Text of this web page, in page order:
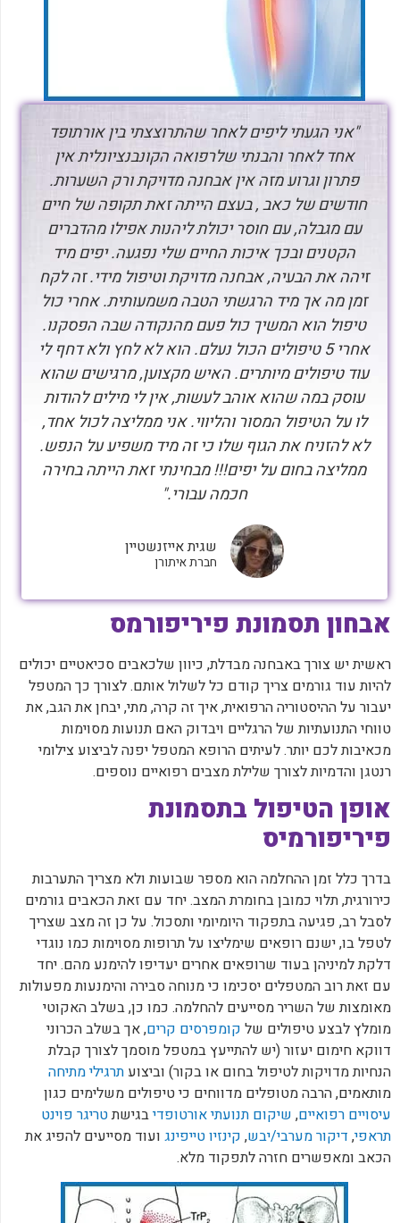
"אני הגעתי ליפים לאחר שהתרוצצתי בין אורתופד
אחד לאחר והבנתי שלרפואה הקונבנציונלית אין
פתרון וגרוע מזה אין אבחנה מדויקת ורק השערות.
חודשים של כאב , בעצם הייתה זאת תקופה של חיים
עם מגבלה, עם חוסר יכולת ליהנות אפילו מהדברים
הקטנים ובכך איכות החיים שלי נפגעה. יפים מיד
זיהה את הבעיה, אבחנה מדויקת וטיפול מידי. זה לקח
זמן מה אך מיד הרגשתי הטבה משמעותית. אחרי כול
טיפול הוא המשיך כול פעם מהנקודה שבה הפסקנו.
אחרי 5 טיפולים הכול נעלם. הוא לא לחץ ולא דחף לי
עוד טיפולים מיותרים. האיש מקצוען, מרגישים שהוא
עוסק במה שהוא אוהב לעשות, אין לי מילים להודות
לו על הטיפול המסור והליווי. אני ממליצה לכול אחד,
לא להזניח את הגוף שלו כי זה מיד משפיע על הנפש.
ממליצה בחום על יפים!!! מבחינתי זאת הייתה בחירה
חכמה עבורי."
שגית אייזנשטיין
חברת איתורן
אבחון תסמונת פיריפורמס
ראשית יש צורך באבחנה מבדלת, כיוון שלכאבים סכיאטיים יכולים
להיות עוד גורמים צריך קודם כל לשלול אותם. לצורך כך המטפל
יעבור על ההיסטוריה הרפואית, איך זה קרה, מתי, יבחן את הגב, את
טווחי התנועתיות של הרגליים ויבדוק האם תנועות מסוימות
מכאיבות לכם יותר. לעיתים הרופא המטפל יפנה לביצוע צילומי
רנטגן והדמיות לצורך שלילת מצבים רפואיים נוספים.
אופן הטיפול בתסמונת
פיריפורמיס
בדרך כלל זמן ההחלמה הוא מספר שבועות ולא מצריך התערבות
כירורגית, תלוי כמובן בחומרת המצב. יחד עם זאת הכאבים גורמים
לסבל רב, פגיעה בתפקוד היומיומי ותסכול. על כן זה מצב שצריך
לטפל בו, ישנם רופאים שימליצו על תרופות מסוימות כמו נוגדי
דלקת למיניהן בעוד שרופאים אחרים יעדיפו להימנע מהם. יחד
עם זאת רוב המטפלים יסכימו כי מנוחה סבירה והימנעות מפעולות
מאומצות של השריר מסייעים להחלמה. כמו כן, בשלב האקוטי
מומלץ לבצע טיפולים של קומפרסים קרים, אך בשלב הכרוני
דווקא חימום יעזור (יש להתייעץ במטפל מוסמך לצורך קבלת
הנחיות מדויקות לטיפול בחום או בקור) וביצוע תרגילי מתיחה
מותאמים, הרבה מטופלים מדווחים כי טיפולים משלימים כגון
עיסויים רפואיים, שיקום תנועתי אורטופדיבגישתטריגר פוינט
תראפי, דיקור מערבי/יבש, קינזיו טייפינג ועוד מסייעים להפיג את
הכאב ומאפשרים חזרה לתפקוד מלא.